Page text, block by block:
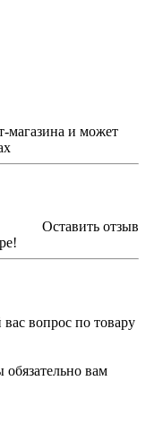
магазина и может
Оставить отзыв
вопрос по товару
вам